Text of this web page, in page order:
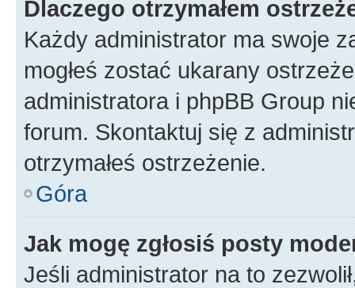
Dlaczego otrzymałem
Każdy administrator ma swoje
mogłeś zostać ukarany
administratora i phpBB Group
forum. Skontaktuj się z
otrzymałeś ostrzeżenie.
Góra
Jak mogę zgłosiś posty
Jeśli administrator na to